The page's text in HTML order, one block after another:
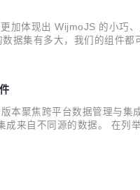
体现出 WijmoJS 的小巧
据集有多大，我们的组件
本聚焦跨平台数据管理与
来自不同源的数据。 在